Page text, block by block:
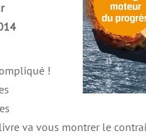
!
va vous montrer le